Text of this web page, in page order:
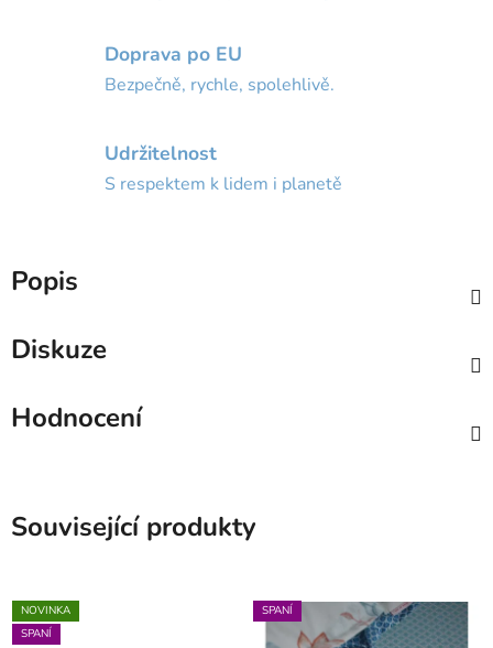
Doprava po EU
Bezpečně, rychle, spolehlivě.
Udržitelnost
S respektem k lidem i planetě
Popis
Diskuze
Hodnocení
Související produkty
NOVINKA
SPANÍ
SPANÍ